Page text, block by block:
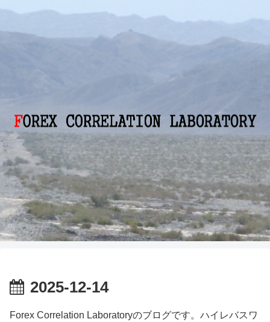
2025-12-14
Forex Correlation Laboratoryのブログです。ハイレバスワ